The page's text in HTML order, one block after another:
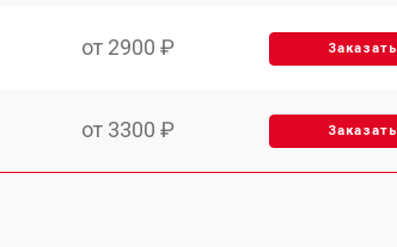
от 2900 ₽ Заказать
от 3300 ₽ Заказать